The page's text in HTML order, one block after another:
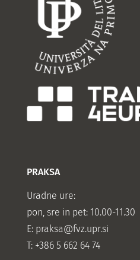
PRAKSA
Uradne ure:
pon, sre in pet: 10.00-11.30
E: praksa@fvz.upr.si
T: +386 5 662 64 74